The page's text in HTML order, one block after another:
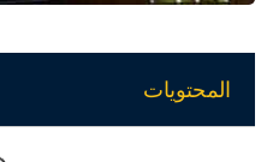
المحتويات